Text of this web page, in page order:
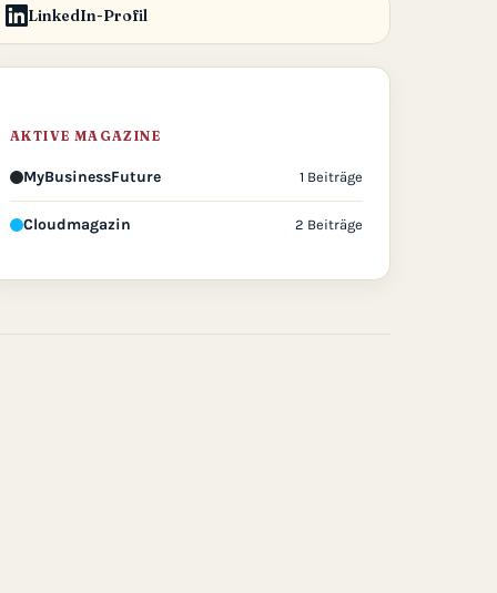
LinkedIn-Profil
AKTIVE MAGAZINE
MyBusinessFuture 1 Beiträge
Cloudmagazin 2 Beiträge